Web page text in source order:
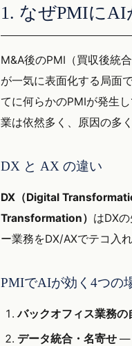
1. なぜPMIに
M&A後のPMI（買収後統
が一気に表面化する局面
てに何らかのPMIが発生
業は依然多く、原因の多
DX と AX の違い
DX（Digital
Transformation） はDX
ー業務をDX/AXでテコ入
PMIでAIが効く4つの
バックオフィス業務の
データ統合・名寄せ —